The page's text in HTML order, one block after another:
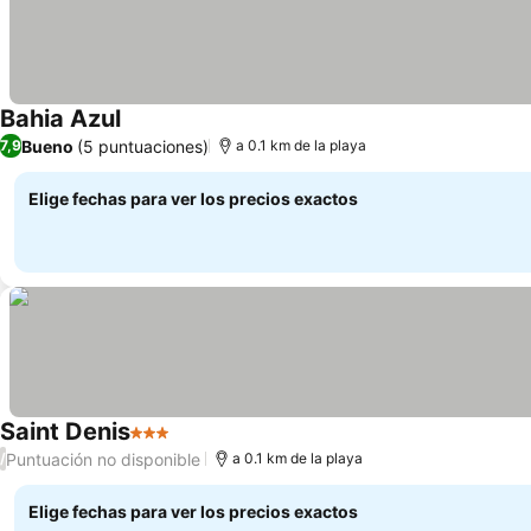
Bahia Azul
7,9Bueno (5 puntuaciones) a 0.1 km de la playa
Elige fechas para ver los precios exactos
Saint Denis3 Estrellas
/Puntuación no disponible a 0.1 km de la playa
Elige fechas para ver los precios exactos